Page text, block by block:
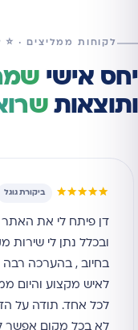
לקוחות ממליצים · ⭐ 4.9 בגוגל
יחס אישי
ותוצאות
★★★★★ ביקורת גוגל
דן פיתח לי את האתר
ובכלל נתן לי שירות
בחיוב , בהערכה רבה
לאיש מקצוע והיום
לכל אחד. תודה על
לא בכל מקום אפשר